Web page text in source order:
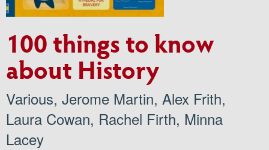
100 things to know
about History
Various, Jerome Martin, Alex Frith,
Laura Cowan, Rachel Firth, Minna
Lacey